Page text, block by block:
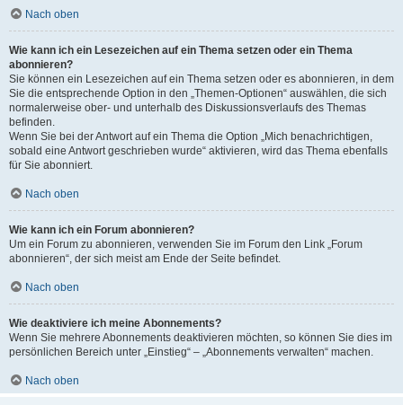
Nach oben
Wie kann ich ein Lesezeichen auf ein Thema setzen oder ein Thema
abonnieren?
Sie können ein Lesezeichen auf ein Thema setzen oder es abonnieren, in dem
Sie die entsprechende Option in den „Themen-Optionen“ auswählen, die sich
normalerweise ober- und unterhalb des Diskussionsverlaufs des Themas
befinden.
Wenn Sie bei der Antwort auf ein Thema die Option „Mich benachrichtigen,
sobald eine Antwort geschrieben wurde“ aktivieren, wird das Thema ebenfalls
für Sie abonniert.
Nach oben
Wie kann ich ein Forum abonnieren?
Um ein Forum zu abonnieren, verwenden Sie im Forum den Link „Forum
abonnieren“, der sich meist am Ende der Seite befindet.
Nach oben
Wie deaktiviere ich meine Abonnements?
Wenn Sie mehrere Abonnements deaktivieren möchten, so können Sie dies im
persönlichen Bereich unter „Einstieg“ – „Abonnements verwalten“ machen.
Nach oben